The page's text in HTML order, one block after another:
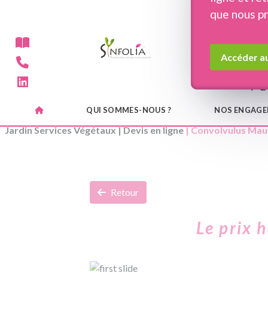
QUI SOMMES-NOUS ? NOS
que nous
Accéder
Jardin Services Végétaux|Devis en ligne| Convolvulus
Retour
Le prix